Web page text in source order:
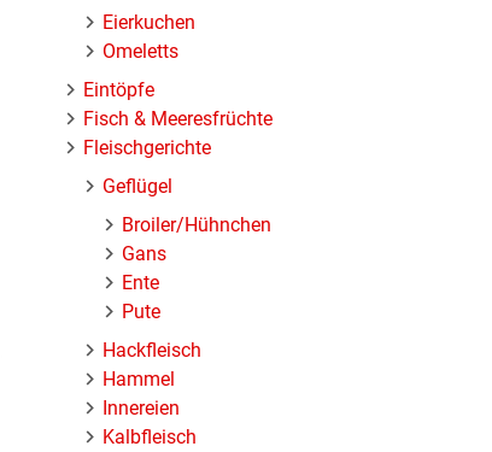
Eierkuchen
Omeletts
Eintöpfe
Fisch & Meeresfrüchte
Fleischgerichte
Geflügel
Broiler/Hühnchen
Gans
Ente
Pute
Hackfleisch
Hammel
Innereien
Kalbfleisch